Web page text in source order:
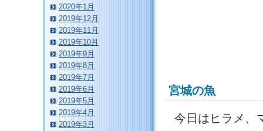
宮城の魚
今日はヒラメ、
2020年1月
2019年12月
2019年11月
2019年10月
2019年9月
2019年8月
2019年7月
2019年6月
2019年5月
2019年4月
2019年3月